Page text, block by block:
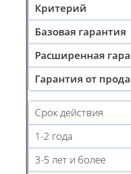
Критерий
Базовая гарантия
Расширенная
Гарантия от
Срок действия
1-2 года
3-5 лет и более